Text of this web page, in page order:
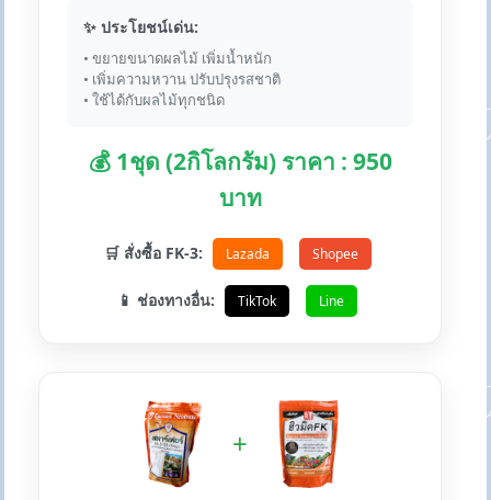
✨ ประโยชน์เด่น:
• ขยายขนาดผลไม้ เพิ่มน้ำหนัก
• เพิ่มความหวาน ปรับปรุงรสชาติ
• ใช้ได้กับผลไม้ทุกชนิด
💰 1ชุด (2กิโลกรัม) ราคา : 950
บาท
🛒 สั่งซื้อ FK-3: Lazada Shopee
📱 ช่องทางอื่น: TikTok Line
+